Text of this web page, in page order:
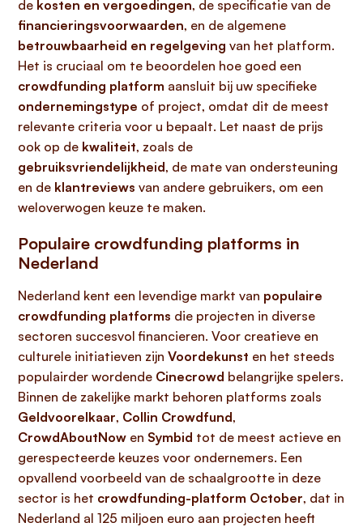
de kosten en vergoedingen, de specificatie van de
financieringsvoorwaarden, en de algemene
betrouwbaarheid en regelgeving van het platform.
Het is cruciaal om te beoordelen hoe goed een
crowdfunding platform aansluit bij uw specifieke
ondernemingstype of project, omdat dit de meest
relevante criteria voor u bepaalt. Let naast de prijs
ook op de kwaliteit, zoals de
gebruiksvriendelijkheid, de mate van ondersteuning
en de klantreviews van andere gebruikers, om een
weloverwogen keuze te maken.
Populaire crowdfunding platforms in
Nederland
Nederland kent een levendige markt van populaire
crowdfunding platforms die projecten in diverse
sectoren succesvol financieren. Voor creatieve en
culturele initiatieven zijn Voordekunst en het steeds
populairder wordende Cinecrowd belangrijke spelers.
Binnen de zakelijke markt behoren platforms zoals
Geldvoorelkaar, Collin Crowdfund,
CrowdAboutNow en Symbid tot de meest actieve en
gerespecteerde keuzes voor ondernemers. Een
opvallend voorbeeld van de schaalgrootte in deze
sector is het crowdfunding-platform October, dat in
Nederland al 125 miljoen euro aan projecten heeft